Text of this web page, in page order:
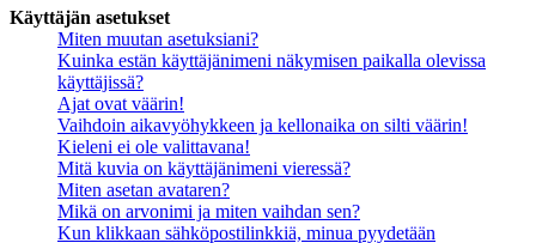
Käyttäjän asetukset
Miten muutan asetuksiani?
Kuinka estän käyttäjänimeni näkymisen paikalla olevissa
käyttäjissä?
Ajat ovat väärin!
Vaihdoin aikavyöhykkeen ja kellonaika on silti väärin!
Kieleni ei ole valittavana!
Mitä kuvia on käyttäjänimeni vieressä?
Miten asetan avataren?
Mikä on arvonimi ja miten vaihdan sen?
Kun klikkaan sähköpostilinkkiä, minua pyydetään